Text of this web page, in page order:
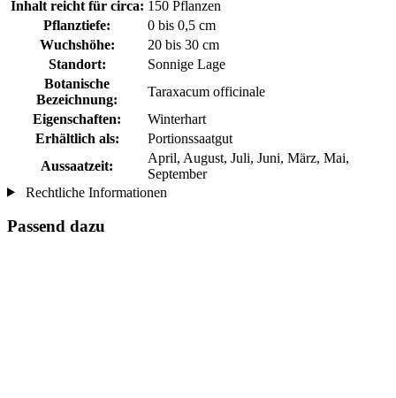
Inhalt reicht für circa: 150 Pflanzen
Pflanztiefe:
0 bis 0,5 cm
Wuchshöhe:
20 bis 30 cm
Standort:
Sonnige Lage
Botanische
Bezeichnung:
Taraxacum officinale
Eigenschaften:
Winterhart
Erhältlich als:
Portionssaatgut
Aussaatzeit:
April, August, Juli, Juni, März, Mai,
September
Rechtliche Informationen
Passend dazu